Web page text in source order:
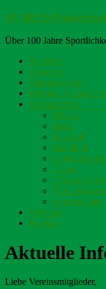
Zum
springen
SV 08/29
Über 100 Jahre
Menü
Startseite
Aktuelles
Mitgliedschaft
Beiträge Satzung
Sportangebot
Billard
Budo
Fussball
Handball
Leichtathletik
Tennis
Turnen &
Vereinsjugend
Sportanlagen
Vorstand
Kontakt
Aktuelle
Liebe Vereinsmitglieder,